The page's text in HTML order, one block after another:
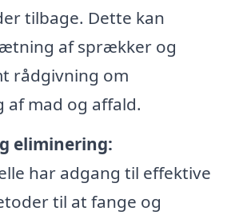
tilbage. Dette kan
af sprækker og
rådgivning om
af mad og affald.
eliminering:
har adgang til effektive
til at fange og